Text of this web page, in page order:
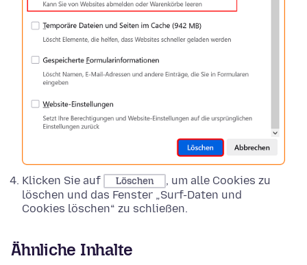
Klicken Sie auf Löschen
, um alle Cookies zu
löschen und das Fenster „Surf-Daten und
Cookies löschen“ zu schließen.
Ähnliche Inhalte